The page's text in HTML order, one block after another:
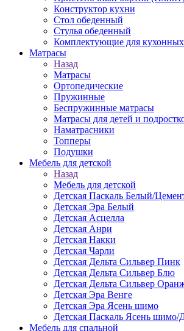
Конструктор кухни
Стол обеденный
Стулья обеденный
Комплектующие для кухонных
Матраcы
Назад
Матраcы
Ортопедические
Пружинные
Беспружинные матрасы
Матрасы для детей и
Наматрасники
Топперы
Подушки
Мебель для детской
Назад
Мебель для детской
Детская Паскаль Белый/
Детская Эра Белый
Детская Асцелла
Детская Анри
Детская Накки
Детская Чарли
Детская Дельта Сильвер Пинк
Детская Дельта Сильвер Блю
Детская Дельта Сильвер
Детская Эра Венге
Детская Эра Ясень шимо
Детская Паскаль Ясень шимо/
Мебель для спальной